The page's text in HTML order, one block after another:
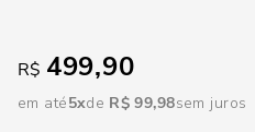
R$ 499,90
em até5 R$ 99,98sem juros